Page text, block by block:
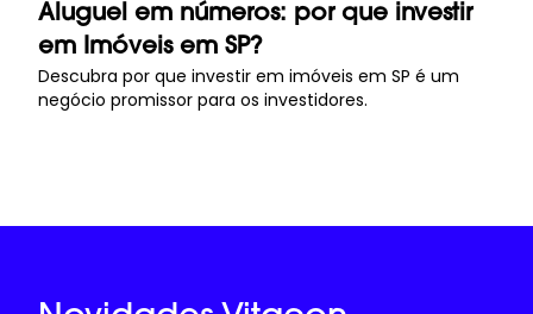
Aluguel em números: por que investir
em Imóveis em SP?
Descubra por que investir em imóveis em SP é um
negócio promissor para os investidores.